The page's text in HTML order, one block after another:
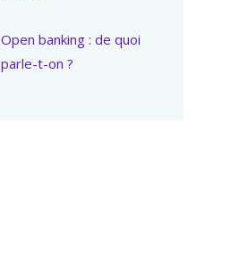
Open banking : de quoi
parle-t-on ?